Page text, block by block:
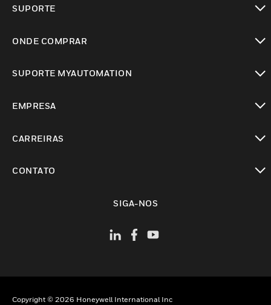
SUPORTE
ONDE COMPRAR
SUPORTE MYAUTOMATION
EMPRESA
CARREIRAS
CONTATO
SIGA-NOS
Copyright © 2026 Honeywell International Inc